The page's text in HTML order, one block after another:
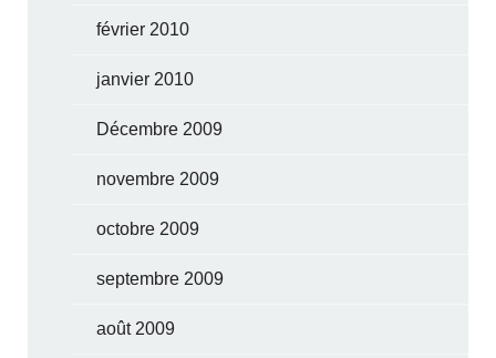
février 2010
janvier 2010
Décembre 2009
novembre 2009
octobre 2009
septembre 2009
août 2009